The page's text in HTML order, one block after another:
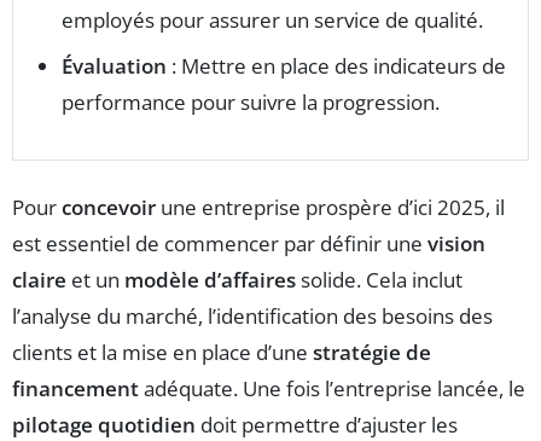
employés pour assurer un service de qualité.
Évaluation : Mettre en place des indicateurs de
performance pour suivre la progression.
Pourconcevoir une entreprise prospère d’ici 2025, il
est essentiel de commencer par définir une vision
claire et un modèle d’affairessolide. Cela inclut
l’analyse du marché, l’identification des besoins des
clients et la mise en place d’une stratégie de
financementadéquate. Une fois l’entreprise lancée, le
pilotage quotidien doit permettre d’ajuster les